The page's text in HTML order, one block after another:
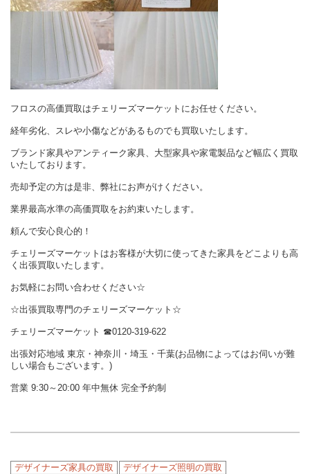
フロスの高価買取はチェリーズマーケットにお任せください。
経年劣化、スレや小傷などがあるものでも買取いたします。
ブランド家具やアンティーク家具、大型家具や家電製品など幅広く買取
いたしております。
売却予定の方は是非、弊社にお声がけください。
業界最高水準の高価買取をお約束いたします。
頼んで安心良心的！
チェリーズマーケットはお客様が大切に使ってきた家具をどこよりも高
く出張買取いたします。
お気軽にお問い合わせください☆
☆出張買取専門のチェリーズマーケット☆
チェリーズマーケット ☎︎0120-319-622
出張対応地域 東京・神奈川・埼玉・千葉(お品物によってはお伺いが難
しい場合もございます。)
営業 9:30～20:00 年中無休 完全予約制
デザイナーズ家具の買取
デザイナーズ照明の買取